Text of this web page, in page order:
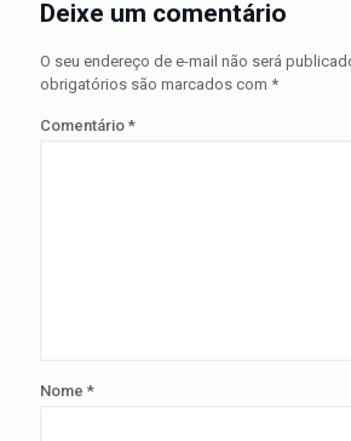
Deixe um comentário
O seu endereço de e-mail não será
obrigatórios são marcados com *
Comentário *
Nome *